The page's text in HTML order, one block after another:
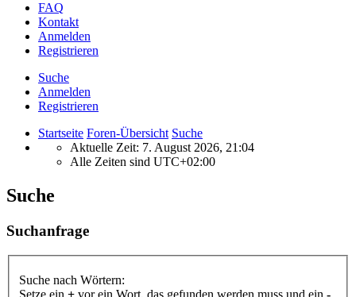
FAQ
Kontakt
Anmelden
Registrieren
Suche
Anmelden
Registrieren
Startseite Foren-Übersicht Suche
Aktuelle Zeit: 7. August 2026, 21:04
Alle Zeiten sind UTC+02:00
Suche
Suchanfrage
Suche nach Wörtern: